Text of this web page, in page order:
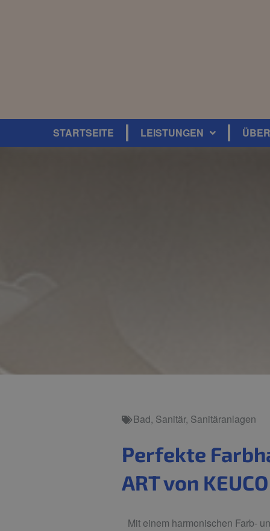
STARTSEITE LEISTUNGEN
Bad, Sanitär, Sanitäranlagen
Perfekte
ART von KEUCO
Mit einem harmonischen Farb-